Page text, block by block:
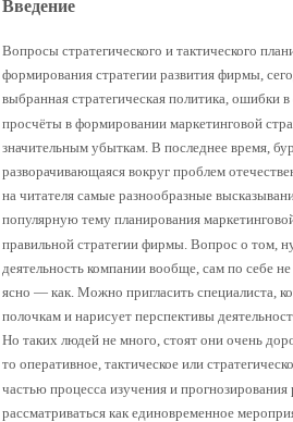
Введение
Вопросы стратегического и тактического
формирования стратегии развития фирмы,
выбранная стратегическая политика, ошибки
просчёты в формировании маркетинговой
значительным убыткам. В последнее время,
разворачивающаяся вокруг проблем
на читателя самые разнообразные
популярную тему планирования
правильной стратегии фирмы. Вопрос о том,
деятельность компании вообще, сам по себе
ясно — как. Можно пригласить специалиста,
полочкам и нарисует перспективы
Но таких людей не много, стоят они очень
то оперативное, тактическое или
частью процесса изучения и
рассматриваться как единовременное